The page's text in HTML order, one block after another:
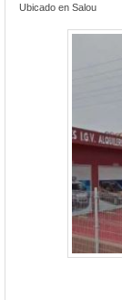
Ubicado en Salou